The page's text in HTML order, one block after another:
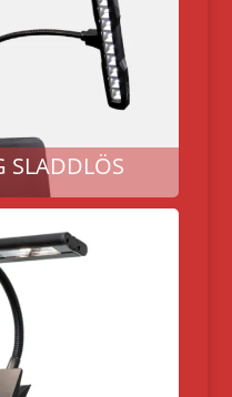
SLADDLÖS